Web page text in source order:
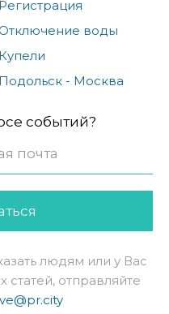
Регистрация
воды
Купели
Подольск - Москва
событий?
людям или у Вас
статей, отправляйте
ve@pr.city